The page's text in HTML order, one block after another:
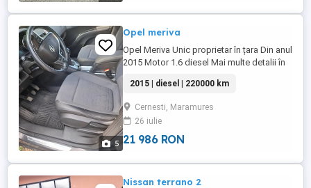
5
Opel meriva
Opel Meriva Unic proprietar în țara Din anul
2015 Motor 1.6 diesel Mai multe detalii în
negociabil !!
2015 | diesel | 220000 km
Cernesti, Maramures
26 iulie
21 986 RON
Nissan terrano 2